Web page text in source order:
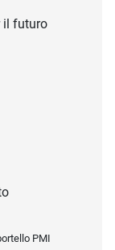
il futuro
PMI